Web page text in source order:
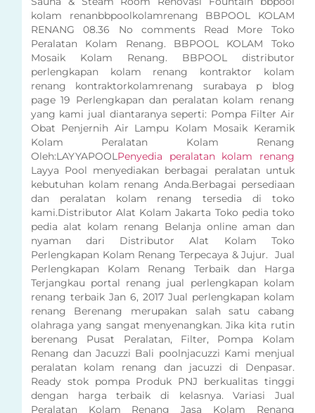
kolam renanbbpoolkolamrenang BBPOOL KOLAM
RENANG 08.36 No comments Read More Toko
Peralatan Kolam Renang. BBPOOL KOLAM Toko
Mosaik Kolam Renang. BBPOOL distributor
perlengkapan kolam renang kontraktor kolam
renang kontraktorkolamrenang surabaya p blog
page 19 Perlengkapan dan peralatan kolam renang
yang kami jual diantaranya seperti: Pompa Filter Air
Obat Penjernih Air Lampu Kolam Mosaik Keramik
Kolam Peralatan Kolam Renang
Oleh:LAYYAPOOLPenyedia peralatan kolam renang
Layya Pool menyediakan berbagai peralatan untuk
kebutuhan kolam renang Anda.Berbagai persediaan
dan peralatan kolam renang tersedia di toko
kami.Distributor Alat Kolam Jakarta Toko pedia toko
pedia alat kolam renang Belanja online aman dan
nyaman dari Distributor Alat Kolam Toko
Perlengkapan Kolam Renang Terpecaya & Jujur. Jual
Perlengkapan Kolam Renang Terbaik dan Harga
Terjangkau portal renang jual perlengkapan kolam
renang terbaik Jan 6, 2017 Jual perlengkapan kolam
renang Berenang merupakan salah satu cabang
olahraga yang sangat menyenangkan. Jika kita rutin
berenang Pusat Peralatan, Filter, Pompa Kolam
Renang dan Jacuzzi Bali poolnjacuzzi Kami menjual
peralatan kolam renang dan jacuzzi di Denpasar.
Ready stok pompa Produk PNJ berkualitas tinggi
dengan harga terbaik di kelasnya. Variasi Jual
Peralatan Kolam Renang Jasa Kolam Renang